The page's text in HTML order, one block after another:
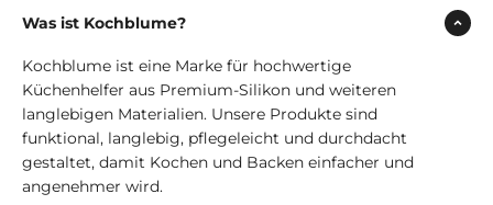
Was ist Kochblume?
Kochblume ist eine Marke für hochwertige
Küchenhelfer aus Premium-Silikon und weiteren
langlebigen Materialien. Unsere Produkte sind
funktional, langlebig, pflegeleicht und durchdacht
gestaltet, damit Kochen und Backen einfacher und
angenehmer wird.